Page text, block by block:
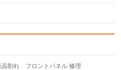
割れ フロントパネル 修理